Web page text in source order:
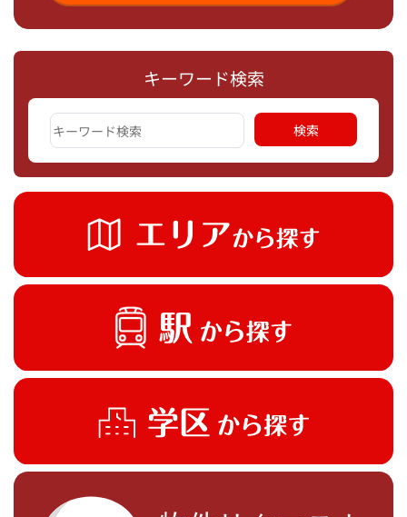
キーワード検索